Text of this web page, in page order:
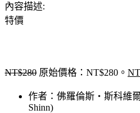
內容描述:
特價
NT$280 原始價格：NT$280。
作者：佛羅倫斯‧斯科維
Shinn)